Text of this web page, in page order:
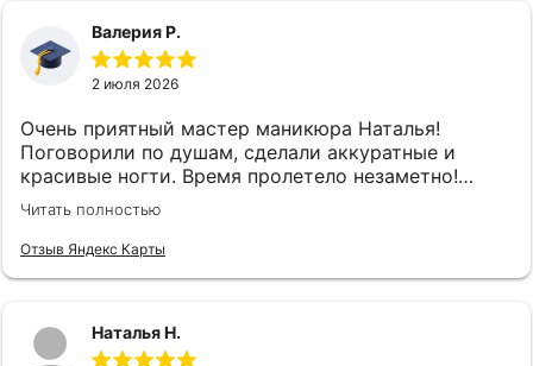
Валерия Р.
2 июля 2026
Очень приятный мастер маникюра Наталья!
Поговорили по душам, сделали аккуратные и
красивые ногти. Время пролетело незаметно!
Спасибо большое ♥️
Читать полностью
Отзыв Яндекс Карты
Наталья Н.